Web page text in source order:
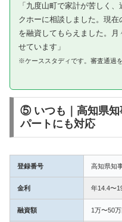
「九度山町で家計が苦しく
クホーに相談しました。現
を融資してもらえました。
せています」
※ケーススタディです。審査通過
⑤ いつも｜高知県知
パートにも対応
登録番号 高知県知
金利 年14.4〜
融資額 1万〜50